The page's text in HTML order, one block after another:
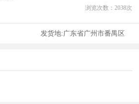
浏览次数： 2038次
发货地:广东省广州市番禺区